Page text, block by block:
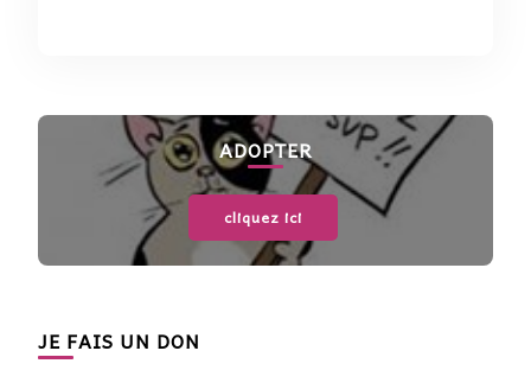
ADOPTER
cliquez ici
JE FAIS UN DON